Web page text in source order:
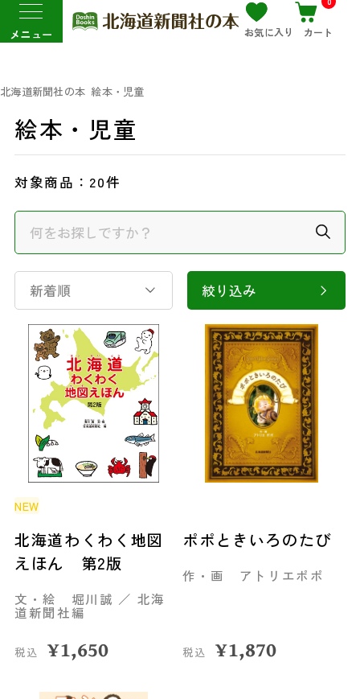
メニュー お気に入り カート
北海道新聞社の本 絵本・児童
絵本・児童
対象商品： 20件
新着順 絞り込み
NEW
北海道わくわく地図
えほん 第2版
文・絵 堀川誠 ／ 北海
道新聞社編
税込 ¥1,650
ポポときいろのたび
作・画 アトリエポポ
税込 ¥1,870